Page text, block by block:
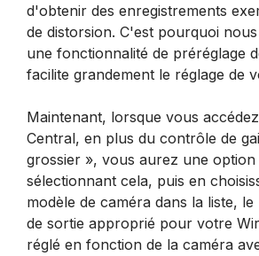
d'obtenir des enregistrements
de distorsion. C'est pourquoi
une fonctionnalité de préréglage
facilite grandement le réglage de
Maintenant, lorsque vous
Central, en plus du contrôle de
grossier », vous aurez une option
sélectionnant cela, puis en
modèle de caméra dans la liste, le
de sortie approprié pour votre
réglé en fonction de la caméra